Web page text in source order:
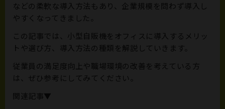
などの柔軟な導入方法もあり、企業規模を問わず導入し
やすくなってきました。
この記事では、小型自販機をオフィスに導入するメリッ
トや選び方、導入方法の種類を解説していきます。
従業員の満足度向上や職場環境の改善を考えている方
は、ぜひ参考にしてみてください。
関連記事▼